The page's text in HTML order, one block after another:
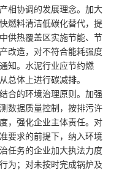
协调的发展理念。加大
燃料清洁低碳化替代，提
供热覆盖区实施节能、节
改造，对不符合能耗强度
知。水泥行业应节约燃
总体上进行碳减排。
的环境治理原则。加强
数据质量控制，按排污许
，强化企业主体责任。对
要求的前提下，纳入环境
任务的企业加大执法力度
为；对未按时完成锅炉及